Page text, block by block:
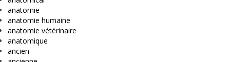
anatomie
anatomie humaine
anatomie vétérinaire
anatomique
ancien